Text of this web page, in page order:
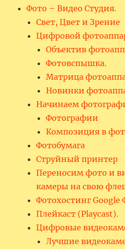
Фото – Видео Студия.
Свет, Цвет и Зрение
Цифровой
Объектив
Фотовспышка.
Матрица
Новинки
Начинаем
Фотографии
Композиция в
Фотобумага
Струйный принтер
Переносим фото и
камеры на свою
Фотохостинг
Плейкаст (Playcast).
Цифровые
Лучшие